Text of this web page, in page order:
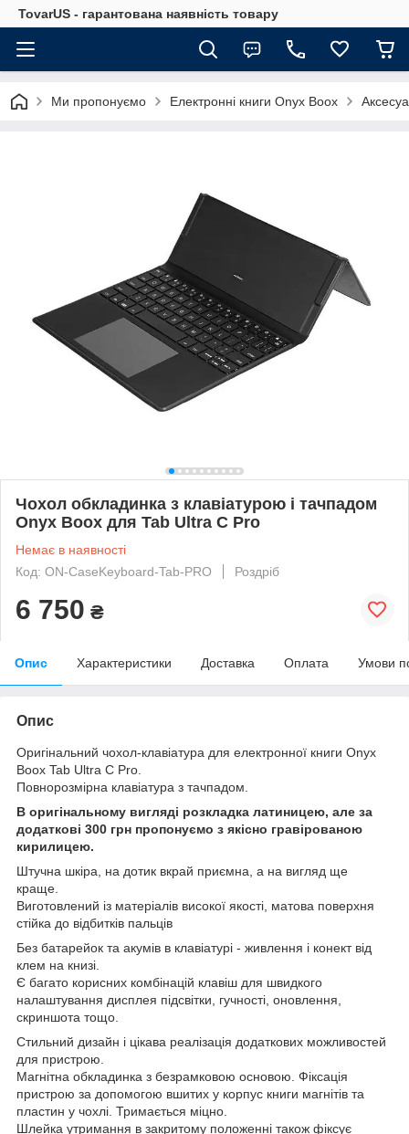
TovarUS - гарантована наявність товару
Ми пропонуємо Електронні книги Onyx Boox
Чохол обкладинка з клавіатурою і тачпадом
Onyx Boox для Tab Ultra C Pro
Немає в наявності
Код: ON-CaseKeyboard-Tab-PRO
Роздріб
6 750 ₴
Опис Характеристики Доставка Оплата Умови
Опис
Оригінальний чохол-клавіатура для електронної книги Onyx
Boox Tab Ultra C Pro.
Повнорозмірна клавіатура з тачпадом.
В оригінальному вигляді розкладка латиницею, але за
додаткові 300 грн пропонуємо з якісно гравірованою
кирилицею.
Штучна шкіра, на дотик вкрай приємна, а на вигляд ще
краще.
Виготовлений із матеріалів високої якості, матова поверхня
стійка до відбитків пальців
Без батарейок та акумів в клавіатурі - живлення і конект від
клем на книзі.
Є багато корисних комбінацій клавіш для швидкого
налаштування дисплея підсвітки, гучності, оновлення,
скриншота тощо.
Стильний дизайн і цікава реалізація додаткових можливостей
для пристрою.
Магнітна обкладинка з безрамковою основою. Фіксація
пристрою за допомогою вшитих у корпус книги магнітів та
пластин у чохлі. Тримається міцно.
Шлейка утримання в закритому положенні також фіксує